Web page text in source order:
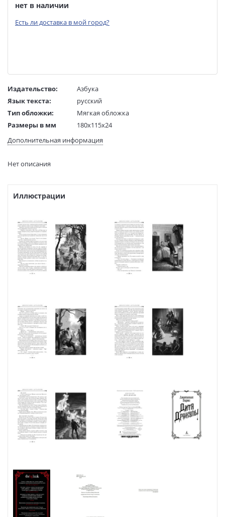
нет в наличии
Есть ли доставка в мой город?
Издательство:
Азбука
Язык текста:
русский
Тип обложки:
Мягкая обложка
Размеры в мм
180x115x24
Вес:
280 гр.
Код товара:
ISBN:
Дополнительная информация
Нет описания
Иллюстрации